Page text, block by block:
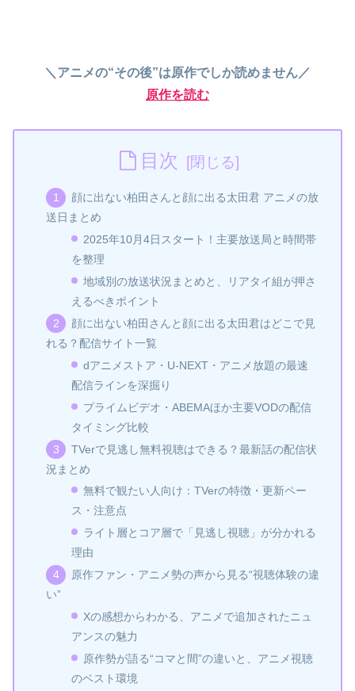
＼アニメの“その後”は原作でしか読めません／
原作を読む
目次
顔に出ない柏田さんと顔に出る太田君 アニメの放
送日まとめ
2025年10月4日スタート！主要放送局と時間帯
を整理
地域別の放送状況まとめと、リアタイ組が押さ
えるべきポイント
顔に出ない柏田さんと顔に出る太田君はどこで見
れる？配信サイト一覧
dアニメストア・U-NEXT・アニメ放題の最速
配信ラインを深掘り
プライムビデオ・ABEMAほか主要VODの配信
タイミング比較
TVerで見逃し無料視聴はできる？最新話の配信状
況まとめ
無料で観たい人向け：TVerの特徴・更新ペー
ス・注意点
ライト層とコア層で「見逃し視聴」が分かれる
理由
原作ファン・アニメ勢の声から見る“視聴体験の違
い”
Xの感想からわかる、アニメで追加されたニュ
アンスの魅力
原作勢が語る“コマと間”の違いと、アニメ視聴
のベスト環境